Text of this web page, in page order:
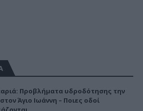
Προβλήματα υδροδότησης την
Άγιο Ιωάννη – Ποιες οδοί